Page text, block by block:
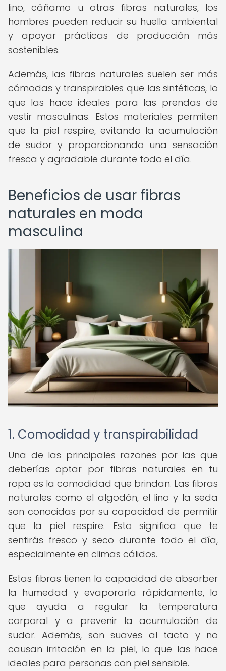
lino, cáñamo u otras fibras naturales, los
hombres pueden reducir su huella ambiental
y apoyar prácticas de producción más
sostenibles.
Además, las fibras naturales suelen ser más
cómodas y transpirables que las sintéticas, lo
que las hace ideales para las prendas de
vestir masculinas. Estos materiales permiten
que la piel respire, evitando la acumulación
de sudor y proporcionando una sensación
fresca y agradable durante todo el día.
Beneficios de usar fibras
naturales en moda
masculina
1. Comodidad y transpirabilidad
Una de las principales razones por las que
deberías optar por fibras naturales en tu
ropa es la comodidad que brindan. Las fibras
naturales como el algodón, el lino y la seda
son conocidas por su capacidad de permitir
que la piel respire. Esto significa que te
sentirás fresco y seco durante todo el día,
especialmente en climas cálidos.
Estas fibras tienen la capacidad de absorber
la humedad y evaporarla rápidamente, lo
que ayuda a regular la temperatura
corporal y a prevenir la acumulación de
sudor. Además, son suaves al tacto y no
causan irritación en la piel, lo que las hace
ideales para personas con piel sensible.